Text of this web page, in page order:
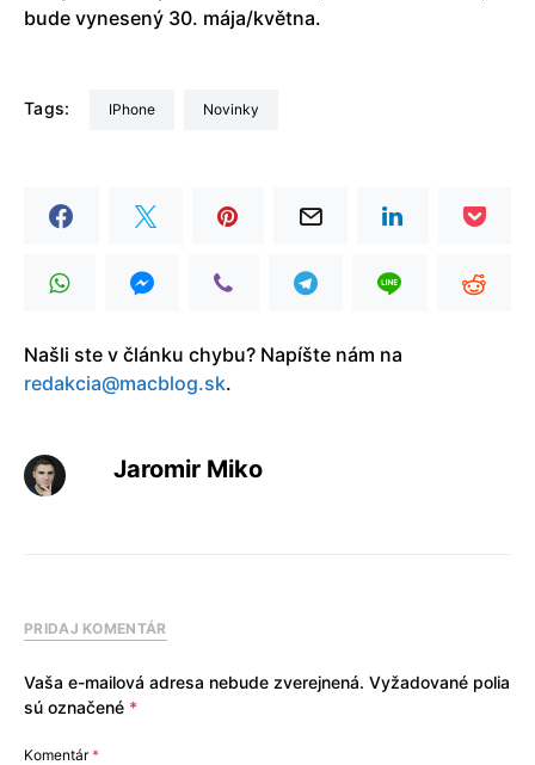
bude vynesený 30. mája/května.
Tags: iPhone Novinky
Našli ste v článku chybu? Napíšte nám na
redakcia@macblog.sk.
Jaromir Miko
PRIDAJ KOMENTÁR
Vaša e-mailová adresa nebude zverejnená. Vyžadované polia
sú označené *
Komentár*